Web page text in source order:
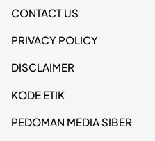
CONTACT US
PRIVACY POLICY
DISCLAIMER
KODE ETIK
PEDOMAN MEDIA SIBER